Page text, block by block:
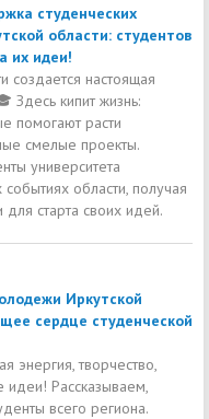
студенческих
области: студентов
их идеи!
создается настоящая
Здесь кипит жизнь:
помогают расти
смелые проекты.
университета
области, получая
старта своих идей.
Иркутской
сердце студенческой
энергия, творчество,
идеи! Рассказываем,
всего региона.